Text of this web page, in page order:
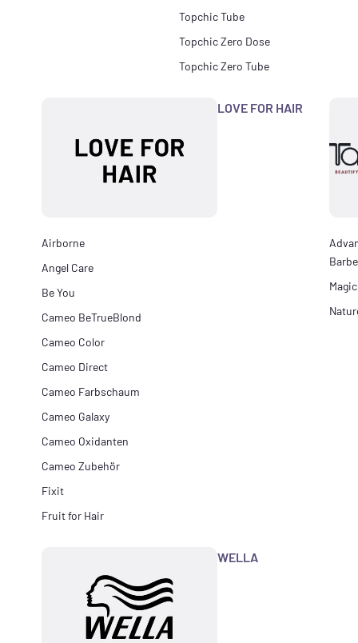
Topchic Tube
Topchic Zero Dose
Topchic Zero Tube
LOVE FOR HAIR
Airborne
Angel Care
Be You
Cameo BeTrueBlond
Cameo Color
Cameo Direct
Cameo Farbschaum
Cameo Galaxy
Cameo Oxidanten
Cameo Zubehör
Fixit
Fruit for Hair
WELLA